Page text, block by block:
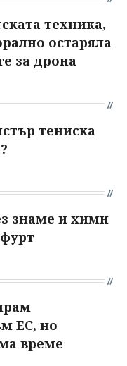
техника,
остаряла
за дрона
тениска
знаме и химн
ЕС, но
време